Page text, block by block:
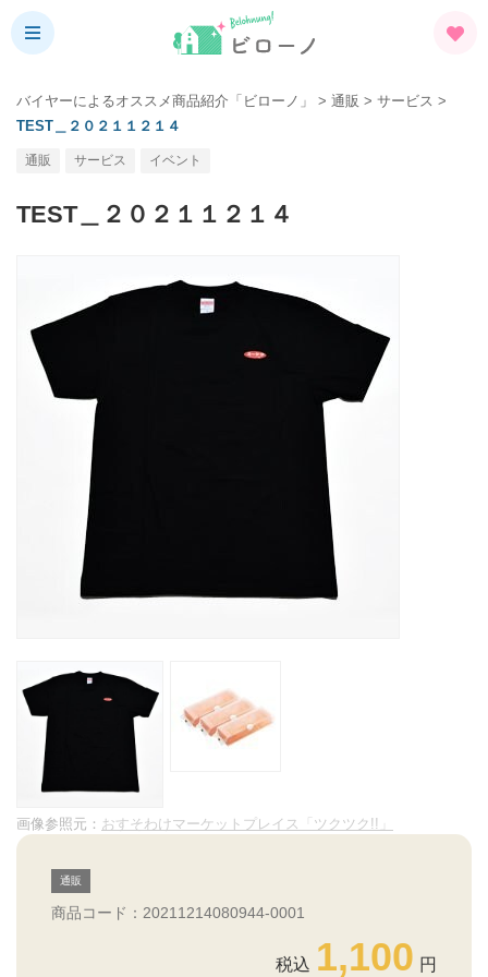
バイヤーによるオススメ商品紹介「ビローノ」 > 通販 > サービス >
TEST＿２０２１１２１４
通販 サービス イベント
TEST＿２０２１１２１４
画像参照元： おすそわけマーケットプレイス「ツクツク!!」
通販
商品コード：20211214080944-0001
1,100